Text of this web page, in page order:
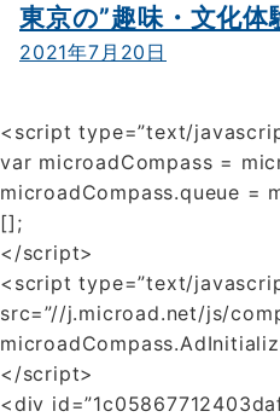
東京の”趣味・文化体
2021年7月20日
<script type=”text/
var microadCompass =
microadCompass.queue =
[];
</script>
<script type=”text/
src=”//j.microad.net/js/
</script>
<div